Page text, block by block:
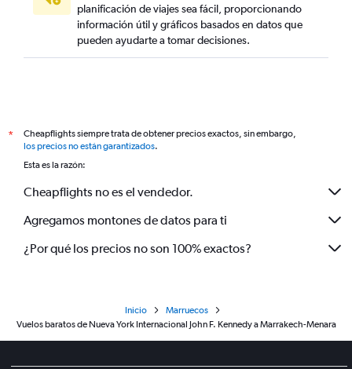
planificación de viajes sea fácil, proporcionando
información útil y gráficos basados en datos que
pueden ayudarte a tomar decisiones.
*
Cheapflights siempre trata de obtener precios exactos, sin embargo,
los precios no están garantizados.
Esta es la razón:
Cheapflights no es el vendedor.
Agregamos montones de datos para ti
¿Por qué los precios no son 100% exactos?
Inicio
Marruecos
Vuelos baratos de Nueva York Internacional John F. Kennedy a Marrakech-Menara